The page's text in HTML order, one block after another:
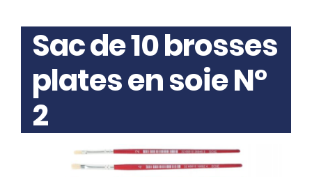
Sac de 10 brosses
plates en soie N°
2